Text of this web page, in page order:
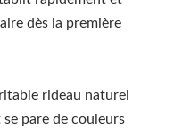
dès la première
rideau naturel
pare de couleurs